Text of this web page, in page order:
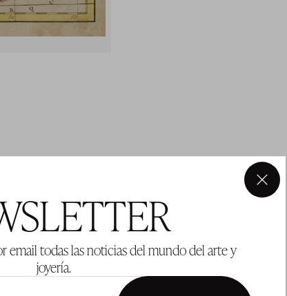
email todas las noticias del mundo del arte y
joyería.
×